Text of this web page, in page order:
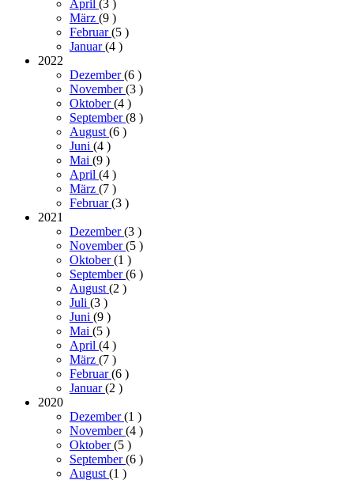
April (3 )
März (9 )
Februar(5 )
Januar(4 )
2022
Dezember(6 )
November(3 )
Oktober(4 )
September(8 )
August(6 )
Juni (4 )
Mai (9 )
April (4 )
März (7 )
Februar(3 )
2021
Dezember(3 )
November(5 )
Oktober(1 )
September(6 )
August(2 )
Juli (3 )
Juni (9 )
Mai (5 )
April (4 )
März (7 )
Februar(6 )
Januar(2 )
2020
Dezember(1 )
November(4 )
Oktober(5 )
September(6 )
August(1 )